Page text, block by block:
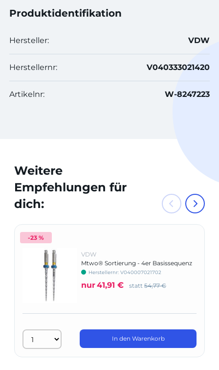
Produktidentifikation
Hersteller: VDW
Herstellernr: V040333021420
Artikelnr: W-8247223
Weitere
Empfehlungen für
dich:
-23 %
VDW
Mtwo® Sortierung - 4er Basissequenz
Herstellernr: V040007021702
nur41,91 € statt 54,77 €
In den Warenkorb